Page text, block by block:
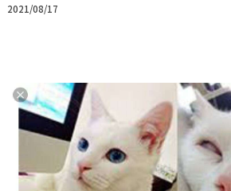
2021/08/17